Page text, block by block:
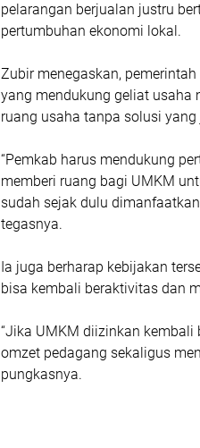
pelarangan berjualan justru
pertumbuhan ekonomi lokal.
‎Zubir menegaskan,
yang mendukung geliat usaha
ruang usaha tanpa solusi yang
‎“Pemkab harus mendukung
memberi ruang bagi UMKM
sudah sejak dulu
tegasnya.
‎Ia juga berharap kebijakan
bisa kembali beraktivitas dan
‎“Jika UMKM diizinkan
omzet pedagang sekaligus
pungkasnya.